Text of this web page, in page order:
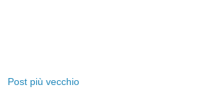
Post più vecchio